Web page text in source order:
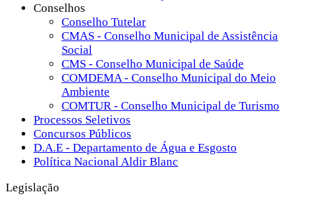
Conselhos
Conselho Tutelar
CMAS - Conselho Municipal de Assistência
Social
CMS - Conselho Municipal de Saúde
COMDEMA - Conselho Municipal do Meio
Ambiente
COMTUR - Conselho Municipal de Turismo
Processos Seletivos
Concursos Públicos
D.A.E - Departamento de Água e Esgosto
Política Nacional Aldir Blanc
Legislação